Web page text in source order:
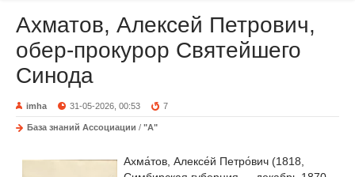
Ахматов, Алексей Петрович,
обер-прокурор Святейшего
Синода
imha 31-05-2026, 00:53 7
База знаний Ассоциации / "А"
Ахма́тов, Алексе́й Петро́вич (1818,